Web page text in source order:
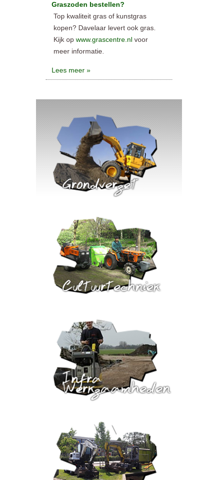
Graszoden bestellen?
Top kwaliteit gras of kunstgras
kopen? Davelaar levert ook gras.
Kijk op www.grascentre.nl voor
meer informatie.
Lees meer »